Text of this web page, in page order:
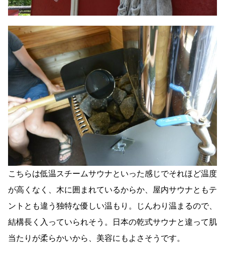
こちらは低温スチームサウナといった感じでそれほど温度
が高くなく、木に囲まれているからか、屋内サウナともテ
ントとも違う独特な優しい温もり。じんわり温まるので、
結構長く入っていられそう。日本の乾式サウナと違って肌
当たりが柔らかいから、美容にもよさそうです。